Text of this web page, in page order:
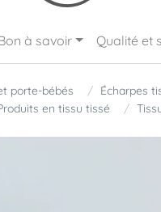
à savoir Qualité et
porte-bébés Écharpes
en tissu tissé